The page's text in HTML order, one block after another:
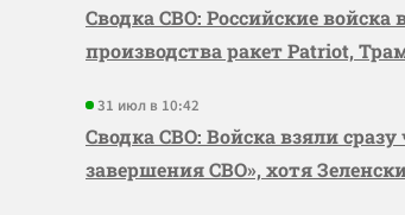
Сводка СВО: Российские
производства ракет Patriot,
31 июл в 10:42
Сводка СВО: Войска взяли
завершения СВО», хотя